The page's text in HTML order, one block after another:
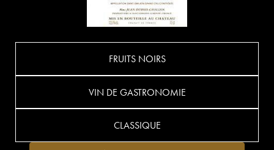
FRUITS NOIRS
VIN DE GASTRONOMIE
CLASSIQUE